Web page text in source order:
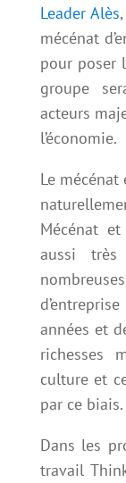
Leader Alès
mécénat
pour poser
groupe
acteurs
l’économie.
Le
Mécénat
aussi
années et
richesses
culture et
par ce biais.
Dans les
travail